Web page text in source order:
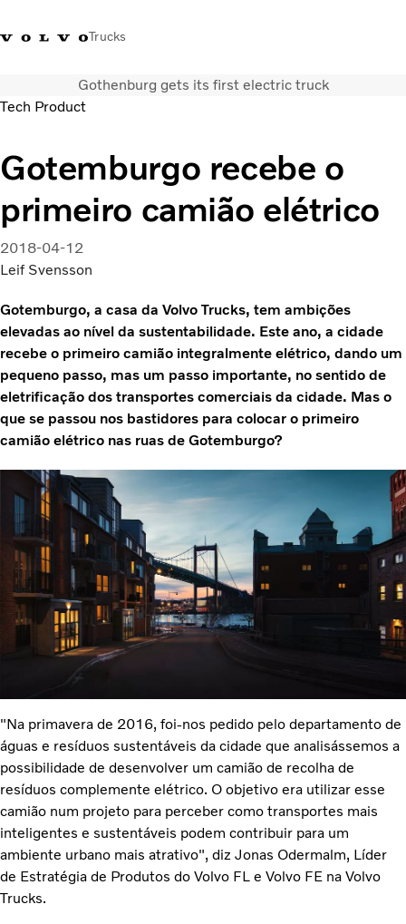
Trucks
+351 226 150
300
Volvo Trucks
Nors Trucks and Buses Portugal
Soluções de transporte
Usados
Sobre Nós
Contacto
Campanhas
Gothenburg gets its first electric truck
Tech Product
Gotemburgo recebe o
primeiro camião elétrico
2018-04-12
Leif Svensson
Gotemburgo, a casa da Volvo Trucks, tem ambições
elevadas ao nível da sustentabilidade. Este ano, a cidade
recebe o primeiro camião integralmente elétrico, dando um
pequeno passo, mas um passo importante, no sentido de
eletrificação dos transportes comerciais da cidade. Mas o
que se passou nos bastidores para colocar o primeiro
camião elétrico nas ruas de Gotemburgo?
"Na primavera de 2016, foi-nos pedido pelo departamento de
águas e resíduos sustentáveis da cidade que analisássemos a
possibilidade de desenvolver um camião de recolha de
resíduos complemente elétrico. O objetivo era utilizar esse
camião num projeto para perceber como transportes mais
inteligentes e sustentáveis podem contribuir para um
ambiente urbano mais atrativo", diz Jonas Odermalm, Líder
de Estratégia de Produtos do Volvo FL e Volvo FE na Volvo
Trucks.